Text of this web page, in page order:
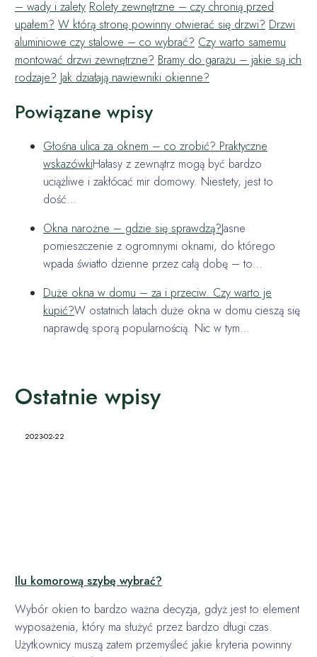
– wady i zalety Rolety zewnętrzne – czy chronią przed
upałem? W którą stronę powinny otwierać się drzwi? Drzwi
aluminiowe czy stalowe – co wybrać? Czy warto samemu
montować drzwi zewnętrzne? Bramy do garażu – jakie są ich
rodzaje? Jak działają nawiewniki okienne?
Powiązane wpisy
Głośna ulica za oknem – co zrobić? Praktyczne
wskazówkiHałasy z zewnątrz mogą być bardzo
uciążliwe i zakłócać mir domowy. Niestety, jest to
dość…
Okna narożne – gdzie się sprawdzą?Jasne
pomieszczenie z ogromnymi oknami, do którego
wpada światło dzienne przez całą dobę – to…
Duże okna w domu – za i przeciw. Czy warto je
kupić?W ostatnich latach duże okna w domu cieszą się
naprawdę sporą popularnością. Nic w tym…
Ostatnie wpisy
Ilu komorową szybę wybrać?
2023-02-22
Wybór okien to bardzo ważna decyzja, gdyż jest to element
wyposażenia, który ma służyć przez bardzo długi czas.
Użytkownicy muszą zatem przemyśleć jakie kryteria powinny